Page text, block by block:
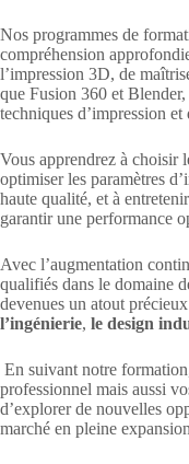
Nos programmes de
compréhension
l’impression 3D, de
que Fusion 360 et
techniques d’impression et
Vous apprendrez à choisir
optimiser les paramètres
haute qualité, et à
garantir une performance
Avec l’augmentation
qualifiés dans le domaine
devenues un atout
l’ingénierie, le design
En suivant notre
professionnel mais aussi
d’explorer de nouvelles
marché en pleine